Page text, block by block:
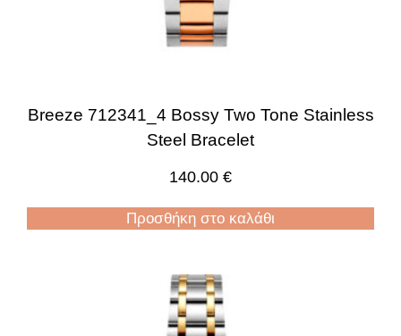
Breeze 712341_4 Bossy Two Tone Stainless
Steel Bracelet
140.00 €
Προσθήκη στο καλάθι